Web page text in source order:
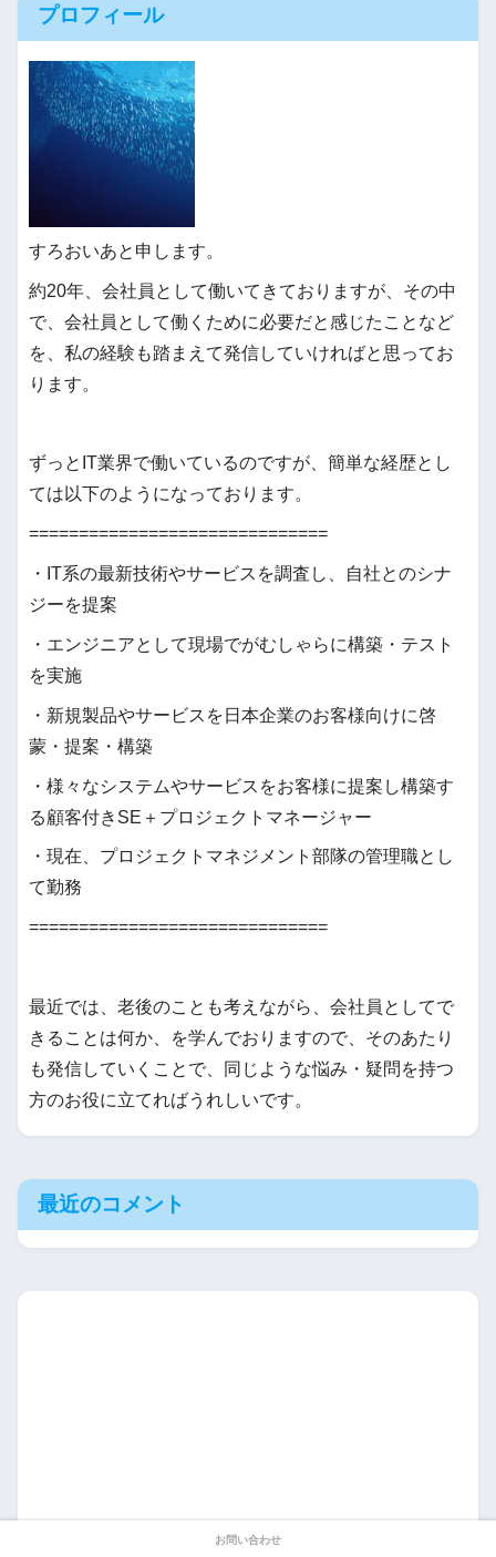
プロフィール
すろおいあと申します。
約20年、会社員として働いてきておりますが、その中
で、会社員として働くために必要だと感じたことなど
を、私の経験も踏まえて発信していければと思ってお
ります。
ずっとIT業界で働いているのですが、簡単な経歴とし
ては以下のようになっております。
==============================
・IT系の最新技術やサービスを調査し、自社とのシナ
ジーを提案
・エンジニアとして現場でがむしゃらに構築・テスト
を実施
・新規製品やサービスを日本企業のお客様向けに啓
蒙・提案・構築
・様々なシステムやサービスをお客様に提案し構築す
る顧客付きSE＋プロジェクトマネージャー
・現在、プロジェクトマネジメント部隊の管理職とし
て勤務
==============================
最近では、老後のことも考えながら、会社員としてで
きることは何か、を学んでおりますので、そのあたり
も発信していくことで、同じような悩み・疑問を持つ
方のお役に立てればうれしいです。
最近のコメント
お問い合わせ